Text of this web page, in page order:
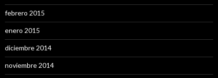
febrero 2015
enero 2015
diciembre 2014
noviembre 2014